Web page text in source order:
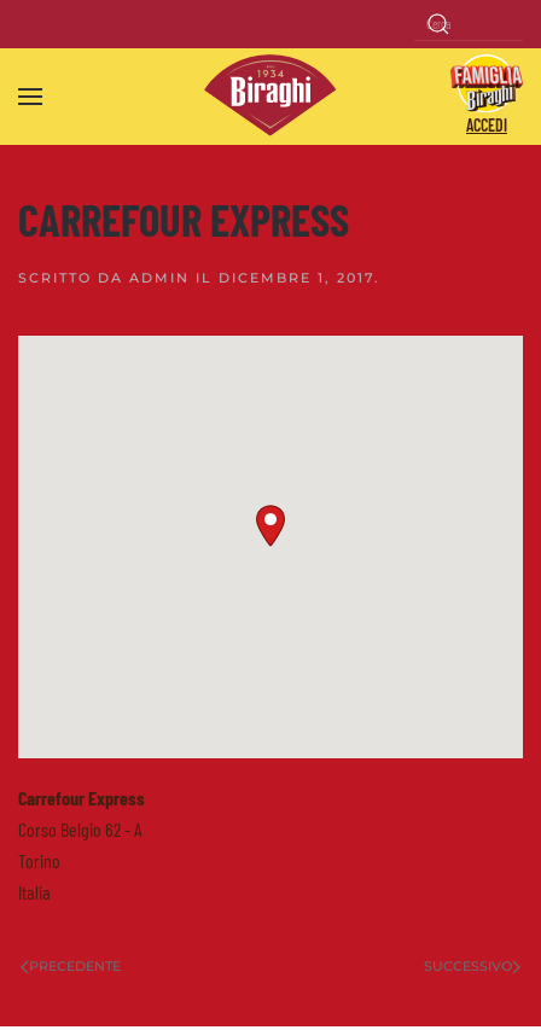
Skip to main content
ACCEDI
CARREFOUR EXPRESS
SCRITTO DA ADMIN IL DICEMBRE 1, 2017.
Carrefour Express
Corso Belgio 62 - A
Torino
Italia
PRECEDENTE SUCCESSIVO